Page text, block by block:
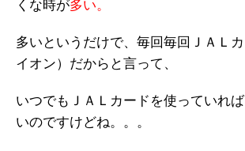
くな時が多い。
多いというだけで、毎回毎回ＪＡＬ
イオン）だからと言って、
いつでもＪＡＬカードを使っていれ
いのですけどね。。。